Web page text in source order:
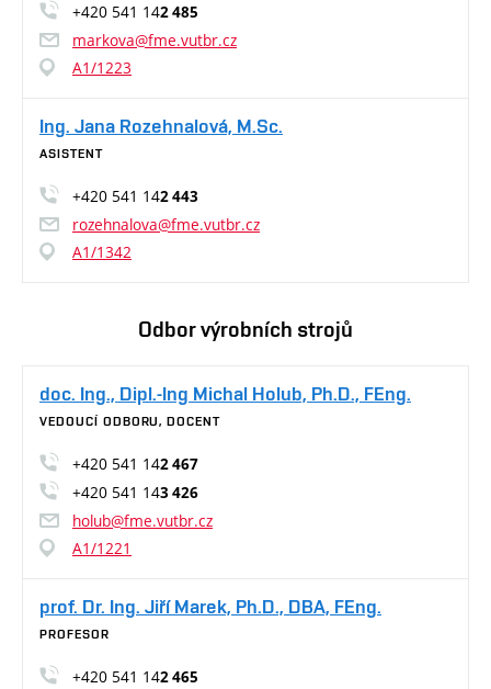
+420 541 142 485
markova@fme.vutbr.cz
A1/1223
Ing. Jana Rozehnalová, M.Sc.
ASISTENT
+420 541 142 443
rozehnalova@fme.vutbr.cz
A1/1342
Odbor výrobních strojů
doc. Ing., Dipl.-Ing Michal Holub, Ph.D., FEng.
VEDOUCÍ ODBORU, DOCENT
+420 541 142 467
+420 541 143 426
holub@fme.vutbr.cz
A1/1221
prof. Dr. Ing. Jiří Marek, Ph.D., DBA, FEng.
PROFESOR
+420 541 142 465